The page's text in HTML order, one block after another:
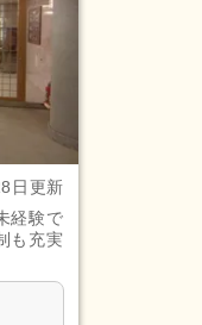
日更新
経験で
も充実